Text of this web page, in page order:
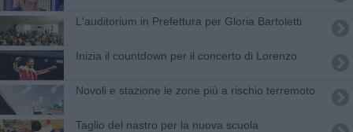
L'auditorium in Prefettura per Gloria Bartoletti
Inizia il countdown per il concerto di Lorenzo
Novoli e stazione le zone più a rischio terremoto
Taglio del nastro per la nuova scuola